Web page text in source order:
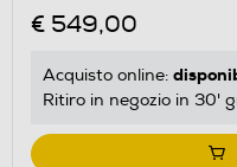
€ 549,00
Acquisto online:
Ritiro in negozio in 30'